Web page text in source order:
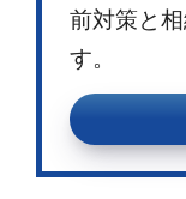
前対策と
す。